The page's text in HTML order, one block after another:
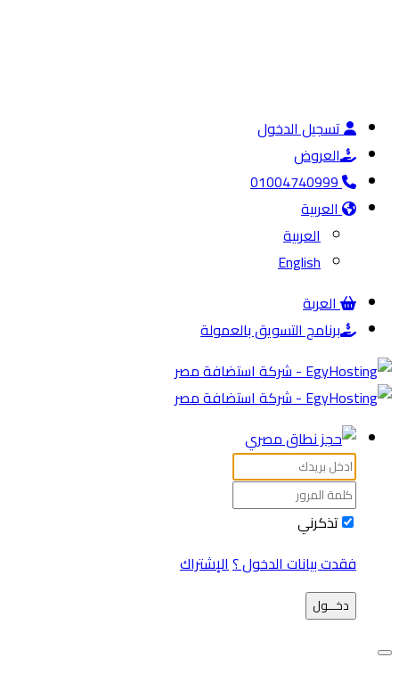
تسجيل الدخول
العروض
01004740999
العربية
العربية
English
العربة
برنامج التسويق بالعمولة
تذكرني
فقدت بيانات الدخول ؟الإشتراك
دخـــول